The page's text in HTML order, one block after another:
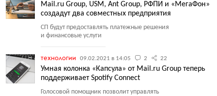
Mail.ru Group, USM, Ant Group, РФПИ и «МегаФон»
создадут два совместных предприятия
СП будут предоставлять платежные решения
и финансовые услуги
технологии 09.02.2021 в 14:05 2 22
Умная колонка «Капсула» от Mail.ru Group теперь
поддерживает Spotify Connect
Голосовой помощник позволит управлять